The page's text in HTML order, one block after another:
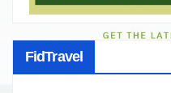
FidTravel